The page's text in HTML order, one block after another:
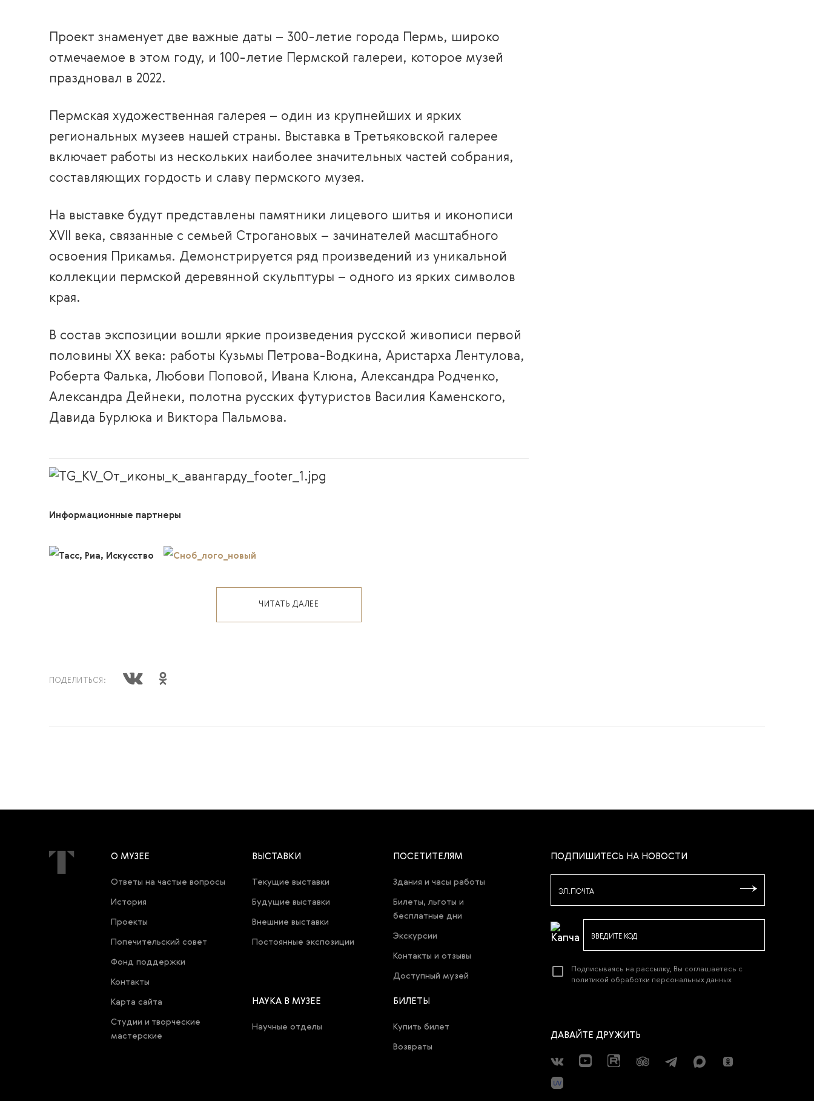
Проект знаменует две важные даты – 300-летие города Пермь, широко
отмечаемое в этом году, и 100-летие Пермской галереи, которое музей
праздновал в 2022.
Пермская художественная галерея – один из крупнейших и ярких
региональных музеев нашей страны. Выставка в Третьяковской галерее
включает работы из нескольких наиболее значительных частей собрания,
составляющих гордость и славу пермского музея.
На выставке будут представлены памятники лицевого шитья и иконописи
XVII века, связанные с семьей Строгановых – зачинателей масштабного
освоения Прикамья. Демонстрируется ряд произведений из уникальной
коллекции пермской деревянной скульптуры – одного из ярких символов
края.
В состав экспозиции вошли яркие произведения русской живописи первой
половины XX века: работы Кузьмы Петрова-Водкина, Аристарха Лентулова,
Роберта Фалька, Любови Поповой, Ивана Клюна, Александра Родченко,
Александра Дейнеки, полотна русских футуристов Василия Каменского,
Давида Бурлюка и Виктора Пальмова.
Информационные партнеры
ЧИТАТЬ ДАЛЕЕ
ПОДЕЛИТЬСЯ:
О МУЗЕЕ
Ответы на частые вопросы
История
Проекты
Попечительский совет
Фонд поддержки
Контакты
Карта cайта
Студии и творческие
мастерские
ВЫСТАВКИ
Текущие выставки
Будущие выставки
Внешние выставки
Постоянные экспозиции
ПОСЕТИТЕЛЯМ
Здания и часы работы
Билеты, льготы и
бесплатные дни
Экскурсии
Контакты и отзывы
Доступный музей
НАУКА В МУЗЕЕ
Научные отделы
БИЛЕТЫ
Купить билет
Возвраты
ПОДПИШИТЕСЬ НА НОВОСТИ
ЭЛ.ПОЧТА
ВВЕДИТЕ КОД
Подписываясь на рассылку, Вы соглашаетесь с
политикой обработки персональных данных
ДАВАЙТЕ ДРУЖИТЬ